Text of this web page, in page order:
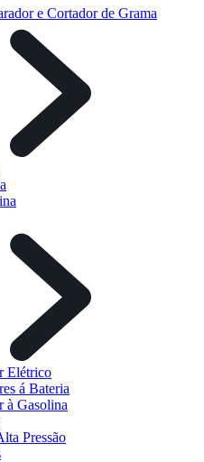
e Cortador de Grama
Elétrico
á Bateria
à Gasolina
Pressão